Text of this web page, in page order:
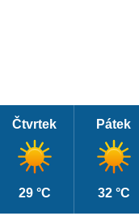
Čtvrtek
29 °C
Pátek
32 °C